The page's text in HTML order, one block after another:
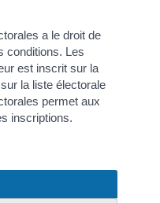
a le droit de
conditions. Les
est inscrit sur la
la liste électorale
permet aux
inscriptions.